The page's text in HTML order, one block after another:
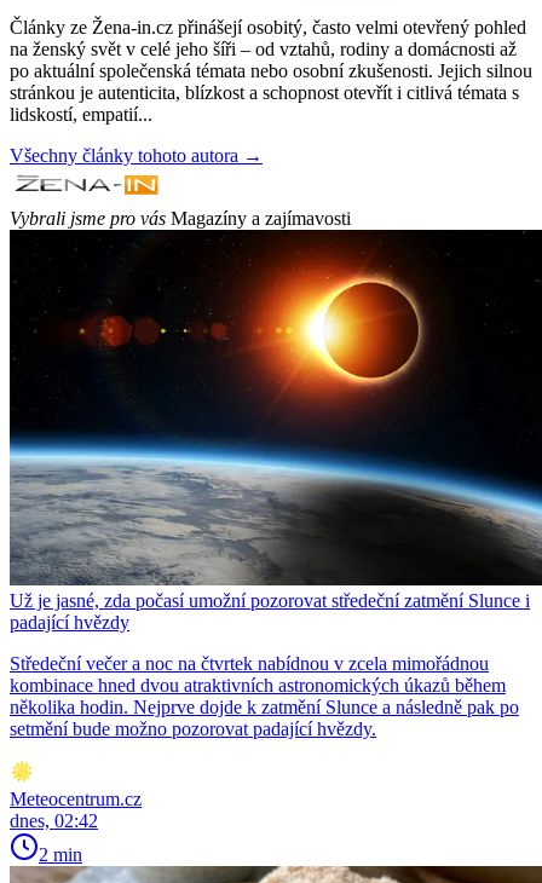
Články ze Žena-in.cz přinášejí osobitý, často velmi otevřený pohled
na ženský svět v celé jeho šíři – od vztahů, rodiny a domácnosti až
po aktuální společenská témata nebo osobní zkušenosti. Jejich silnou
stránkou je autenticita, blízkost a schopnost otevřít i citlivá témata s
lidskostí, empatií...
Všechny články tohoto autora →
Vybrali jsme pro vás Magazíny a zajímavosti
Už je jasné, zda počasí umožní pozorovat středeční zatmění Slunce i
padající hvězdy
Středeční večer a noc na čtvrtek nabídnou v zcela mimořádnou
kombinace hned dvou atraktivních astronomických úkazů během
několika hodin. Nejprve dojde k zatmění Slunce a následně pak po
setmění bude možno pozorovat padající hvězdy.
Meteocentrum.cz
dnes, 02:42
2 min